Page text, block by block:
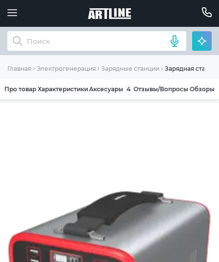
Главная Электрогенерация Зарядные станции Зарядная
Про товар ХарактеристикиАксесуары 4 Отзывы/Вопросы Обзоры